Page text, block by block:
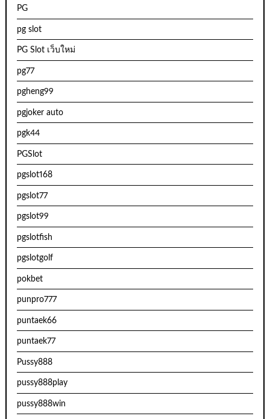
PG
pg slot
PG Slot เว็บใหม่
pg77
pgheng99
pgjoker auto
pgk44
PGSlot
pgslot168
pgslot77
pgslot99
pgslotfish
pgslotgolf
pokbet
punpro777
puntaek66
puntaek77
Pussy888
pussy888play
pussy888win